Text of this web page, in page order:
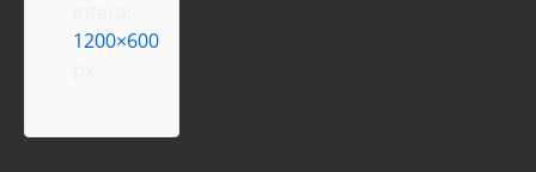
1200×600